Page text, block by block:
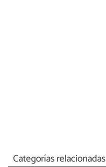
Categorías relacionadas